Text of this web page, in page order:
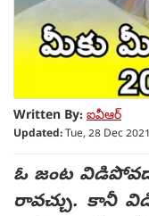
Written By: ఐవీఆర్
Updated:Tue, 28 Dec
ఓ జంట
రావచ్చు. కానీ